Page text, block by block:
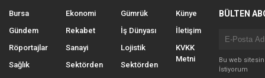
Bursa
Gündem
Röportajlar
Sağlık
Ekonomi
Rekabet
Sanayi
Sektörden
Gümrük
İş Dünyası
Lojistik
Sektörden
Künye
İletişim
KVKK
Metni
BÜLTEN
Bu web
İstiyorum